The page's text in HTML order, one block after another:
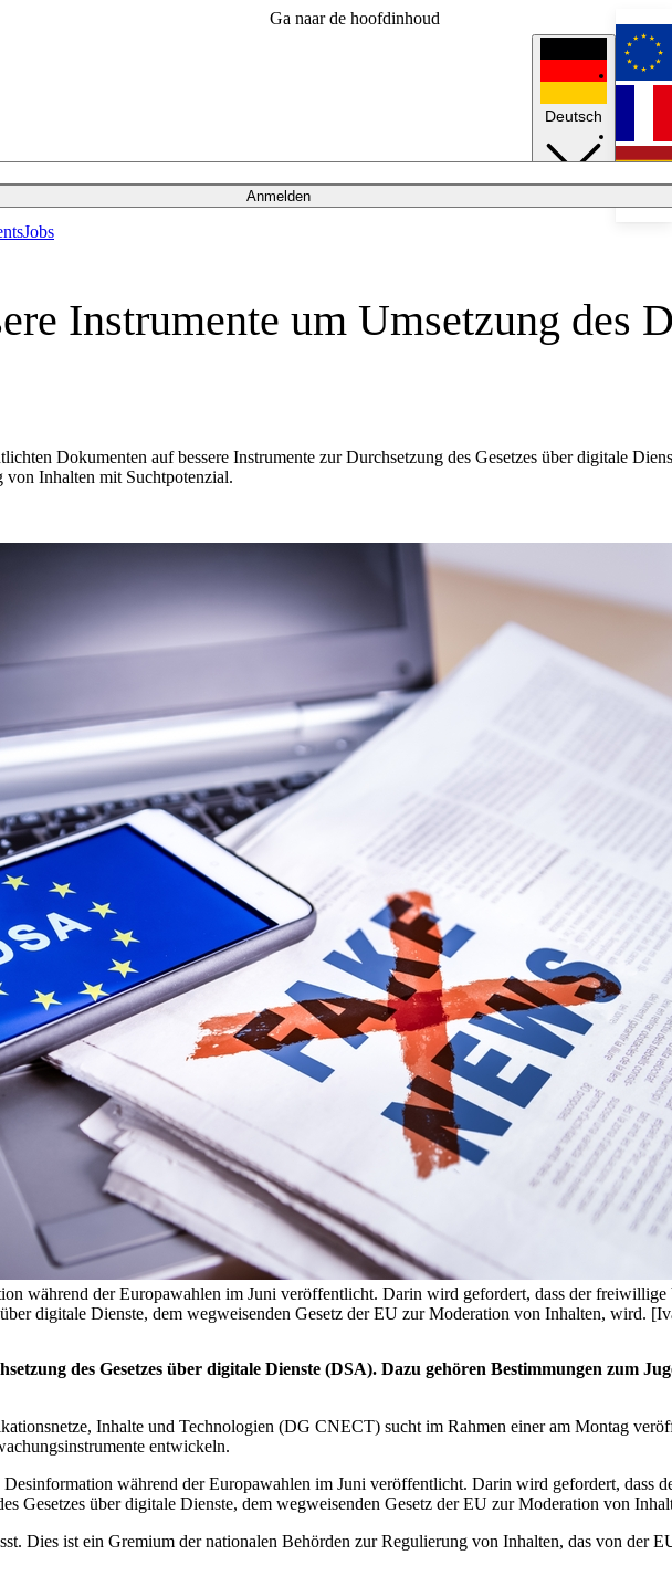
Ga naar de hoofdinhoud
Anmelden
Jobs
Deutsch
Instrumente um Umsetzung des
Dokumenten auf bessere Instrumente zur Durchsetzung des Gesetzes über digitale
Inhalten mit Suchtpotenzial.
während der Europawahlen im Juni veröffentlicht. Darin wird gefordert, dass der
digitale Dienste, dem wegweisenden Gesetz der EU zur Moderation von Inhalten, wird.
des Gesetzes über digitale Dienste (DSA). Dazu gehören Bestimmungen zum
Inhalte und Technologien (DG CNECT) sucht im Rahmen einer am Montag
entwickeln.
Desinformation während der Europawahlen im Juni veröffentlicht. Darin wird gefordert, dass
Gesetzes über digitale Dienste, dem wegweisenden Gesetz der EU zur Moderation von
Dies ist ein Gremium der nationalen Behörden zur Regulierung von Inhalten, das von der